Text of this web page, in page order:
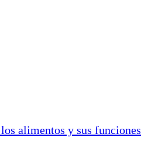
alimentos y sus funciones